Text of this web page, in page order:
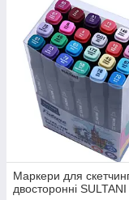
Маркери для
двосторонні